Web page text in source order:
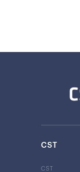
CST
CST